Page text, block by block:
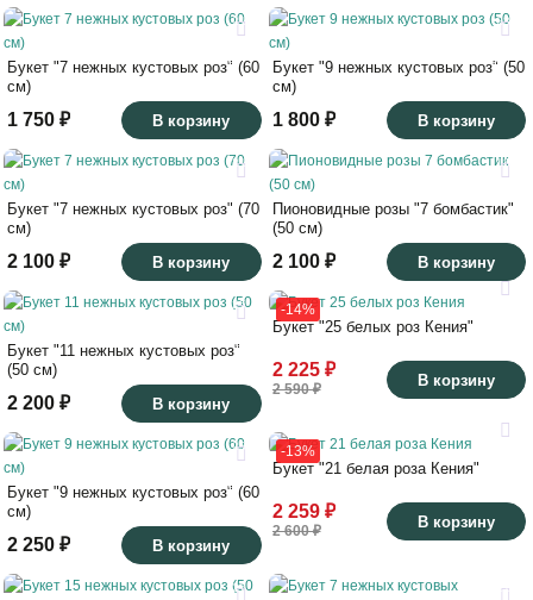
60
21
Букет "7 нежных кустовых роз" (60
см)
1 750 ₽ В корзину
50
23
Букет "9 нежных кустовых роз" (50
см)
1 800 ₽ В корзину
70
21
Букет "7 нежных кустовых роз" (70
см)
2 100 ₽ В корзину
18
Пионовидные розы "7 бомбастик"
(50 см)
2 100 ₽ В корзину
50
25
Букет "11 нежных кустовых роз"
(50 см)
2 200 ₽ В корзину
-14%
Букет "25 белых роз Кения"
2 225 ₽
2 590 ₽ В корзину
60
23
Букет "9 нежных кустовых роз" (60
см)
2 250 ₽ В корзину
-13%
Букет "21 белая роза Кения"
2 259 ₽
2 600 ₽ В корзину
27 21